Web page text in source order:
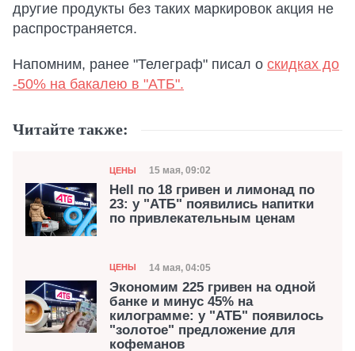
другие продукты без таких маркировок акция не
распространяется.
Напомним, ранее "Телеграф" писал о скидках до
-50% на бакалею в "АТБ".
Читайте также:
Категория
ЦЕНЫ Дата публикации
15 мая, 09:02
Hell по 18 гривен и лимонад по
23: у "АТБ" появились напитки
по привлекательным ценам
Категория
ЦЕНЫ Дата публикации
14 мая, 04:05
Экономим 225 гривен на одной
банке и минус 45% на
килограмме: у "АТБ" появилось
"золотое" предложение для
кофеманов